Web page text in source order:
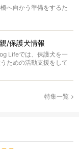
へ向かう準備をするた
/保護犬情報
Lifeでは、保護犬を一
ための活動支援をして
特集一覧